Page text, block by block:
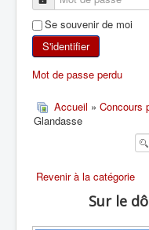
SKI DE
RANDONNÉE
Se souvenir de moi
S'identifier
Mot de passe perdu
Accueil » Concours
Glandasse
Revenir à la catégorie
Sur le